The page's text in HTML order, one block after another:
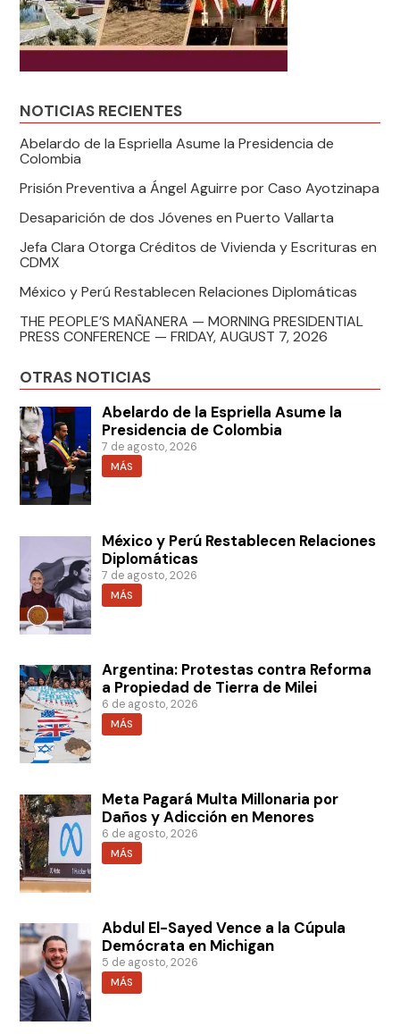
NOTICIAS RECIENTES
Abelardo de la Espriella Asume la Presidencia de
Colombia
Prisión Preventiva a Ángel Aguirre por Caso Ayotzinapa
Desaparición de dos Jóvenes en Puerto Vallarta
Jefa Clara Otorga Créditos de Vivienda y Escrituras en
CDMX
México y Perú Restablecen Relaciones Diplomáticas
THE PEOPLE’S MAÑANERA — MORNING PRESIDENTIAL
PRESS CONFERENCE — FRIDAY, AUGUST 7, 2026
OTRAS NOTICIAS
Abelardo de la Espriella Asume la
Presidencia de Colombia
7 de agosto, 2026
MÁS
México y Perú Restablecen Relaciones
Diplomáticas
7 de agosto, 2026
MÁS
Argentina: Protestas contra Reforma
a Propiedad de Tierra de Milei
6 de agosto, 2026
MÁS
Meta Pagará Multa Millonaria por
Daños y Adicción en Menores
6 de agosto, 2026
MÁS
Abdul El-Sayed Vence a la Cúpula
Demócrata en Michigan
5 de agosto, 2026
MÁS